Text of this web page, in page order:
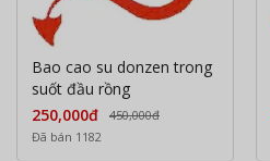
Bao cao su donzen trong
suốt đầu rồng
250,000đ
450,000đ
Đã bán 1182